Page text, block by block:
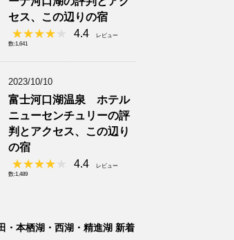
セス、この辺りの宿
4.4
レビュー
数:1,641
2023/10/10
富士河口湖温泉 ホテル
ニューセンチュリーの評
判とアクセス、この辺り
の宿
4.4
レビュー
数:1,489
・本栖湖・西湖・精進湖 新着